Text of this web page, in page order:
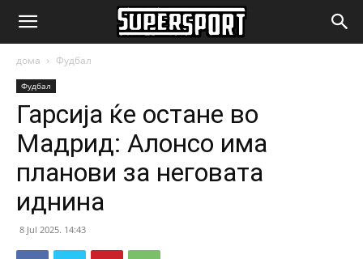
SuperSport.mk
дома Фудбал
Фудбал
Гарсија ќе остане во
Мадрид: Алонсо има
планови за неговата
иднина
8 Jul 2025. 14:43